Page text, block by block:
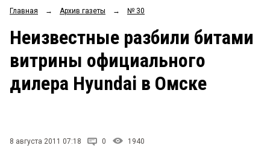
ОБЩЕСТВО
ЗАКОН
НОВОСТИ КОМПАНИЙ
Рейтинги
Блоги
Архив
Главная → Архив газеты → № 30
Неизвестные разбили битами
витрины официального
дилера Hyundai в Омске
8 августа 2011 07:18 0 1940